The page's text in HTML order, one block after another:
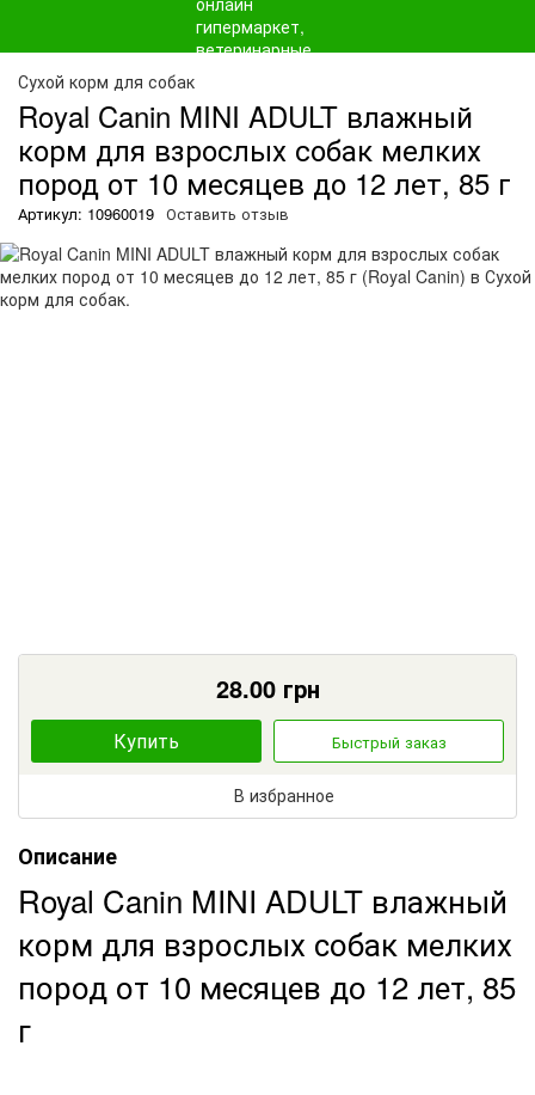
Сухой корм для собак
Royal Canin MINI ADULT влажный
корм для взрослых собак мелких
пород от 10 месяцев до 12 лет, 85 г
Артикул: 10960019 Оставить отзыв
28.00грн
Купить Быстрый заказ
В избранное
Описание
Royal Canin MINI ADULT влажный
корм для взрослых собак мелких
пород от 10 месяцев до 12 лет, 85
г